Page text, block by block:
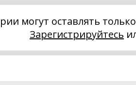
могут оставлять
Зарегистрируйтесь